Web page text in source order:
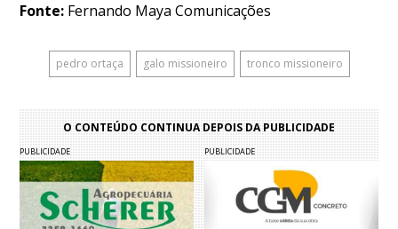
Fonte: Fernando Maya Comunicações
pedro ortaça galo missioneiro tronco missioneiro
O CONTEÚDO CONTINUA DEPOIS DA PUBLICIDADE
PUBLICIDADE PUBLICIDADE